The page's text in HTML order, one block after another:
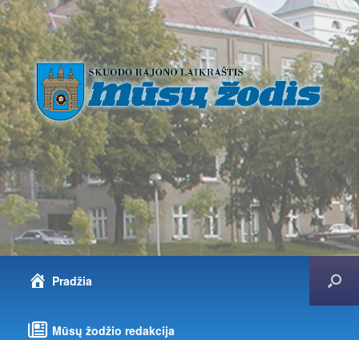
Pradžia
Mūsų žodžio redakcija